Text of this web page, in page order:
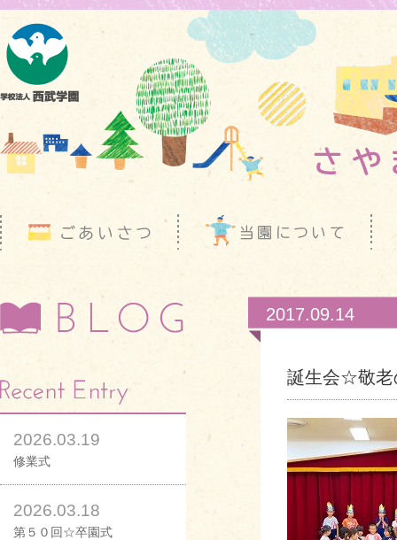
2026.03.19
修業式
2026.03.18
第５０回☆卒園式
2017.09.14
誕生会☆敬老